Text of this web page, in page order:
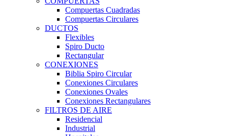
Compuertas Cuadradas
Compuertas Circulares
DUCTOS
Flexibles
Spiro Ducto
Rectangular
CONEXIONES
Biblia Spiro Circular
Conexiones Circulares
Conexiones Ovales
Conexiones Rectangulares
FILTROS DE AIRE
Residencial
Industrial